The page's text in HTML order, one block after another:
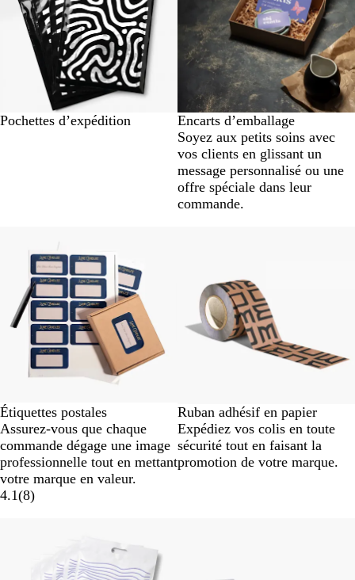
Pochettes d’expédition
Encarts d’emballage
Soyez aux petits soins avec
vos clients en glissant un
message personnalisé ou une
offre spéciale dans leur
commande.
Étiquettes postales
Assurez-vous que chaque
commande dégage une image
professionnelle tout en mettant
votre marque en valeur.
4.1(8)
Ruban adhésif en papier
Expédiez vos colis en toute
sécurité tout en faisant la
promotion de votre marque.